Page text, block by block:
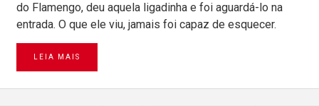
do Flamengo, deu aquela ligadinha e foi aguardá-lo na
entrada. O que ele viu, jamais foi capaz de esquecer.
LEIA MAIS